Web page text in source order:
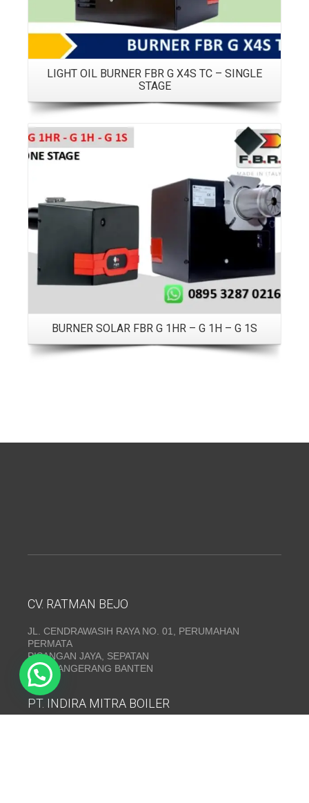
LIGHT OIL BURNER FBR G X4S TC – SINGLE
STAGE
BURNER SOLAR FBR G 1HR – G 1H – G 1S
CV. RATMAN BEJO
JL. CENDRAWASIH RAYA NO. 01, PERUMAHAN
PERMATA
PISANGAN JAYA, SEPATAN
KAB. TANGERANG BANTEN
PT. INDIRA MITRA BOILER